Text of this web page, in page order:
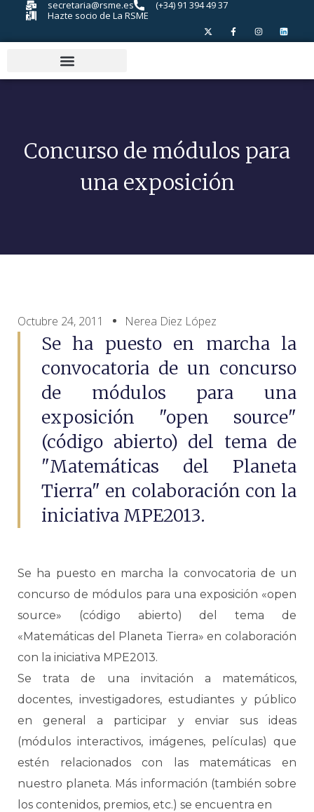
secretaria@rsme.es
(+34) 91 394 49 37
Hazte socio de La RSME
Concurso de módulos para
una exposición
Octubre 24, 2011 Nerea Diez López
Se ha puesto en marcha la
convocatoria de un concurso
de módulos para una
exposición "open source"
(código abierto) del tema de
"Matemáticas del Planeta
Tierra" en colaboración con la
iniciativa MPE2013.
Se ha puesto en marcha la convocatoria de un
concurso de módulos para una exposición «open
source» (código abierto) del tema de
«Matemáticas del Planeta Tierra» en colaboración
con la iniciativa MPE2013.
Se trata de una invitación a matemáticos,
docentes, investigadores, estudiantes y público
en general a participar y enviar sus ideas
(módulos interactivos, imágenes, películas) que
estén relacionados con las matemáticas en
nuestro planeta. Más información (también sobre
los contenidos, premios, etc.) se encuentra en